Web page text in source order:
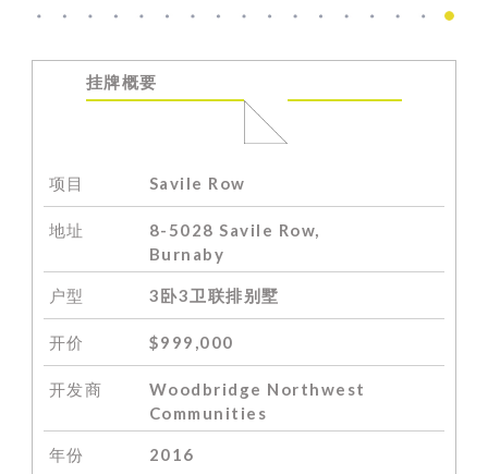
挂牌概要
项目 Savile Row
地址
8-5028 Savile Row,
Burnaby
户型 3卧3卫联排别墅
开价 $999,000
开发商
Woodbridge Northwest
Communities
年份 2016